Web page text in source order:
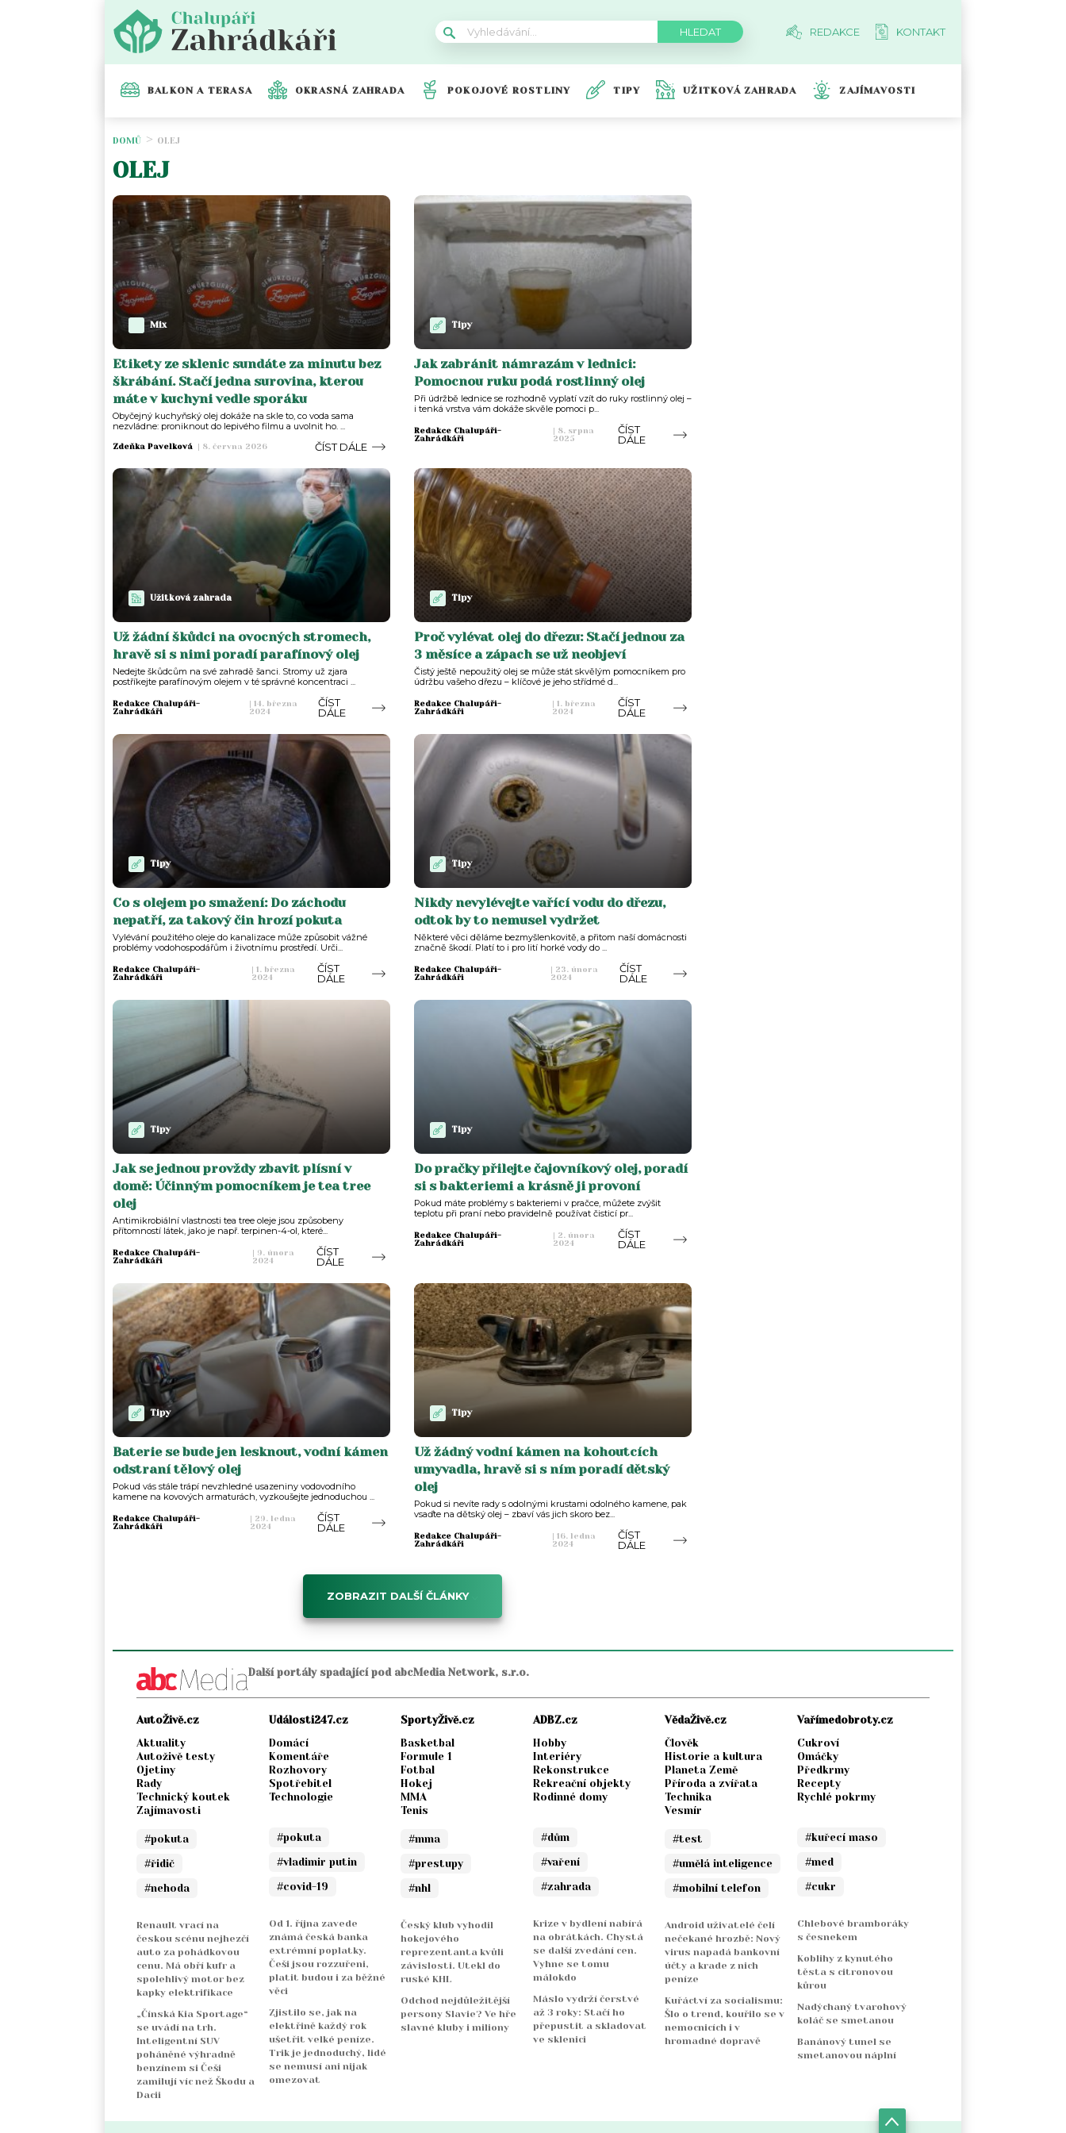
REDAKCE KONTAKT
BALKON A TERASA OKRASNÁ ZAHRADA POKOJOVÉ ROSTLINY TIPY UŽITKOVÁ ZAHRADA ZAJÍMAVOSTI
DOMŮ OLEJ
OLEJ
Mix
Etikety ze sklenic sundáte za minutu bez
škrábání. Stačí jedna surovina, kterou
máte v kuchyni vedle sporáku
Obyčejný kuchyňský olej dokáže na skle to, co voda sama
nezvládne: proniknout do lepivého filmu a uvolnit ho. ...
Zdeňka Pavelková | 8. června 2026 ČÍST DÁLE
Tipy
Jak zabránit námrazám v lednici:
Pomocnou ruku podá rostlinný olej
Při údržbě lednice se rozhodně vyplatí vzít do ruky rostlinný olej –
i tenká vrstva vám dokáže skvěle pomoci p...
Redakce Chalupáři-
Zahrádkáři
| 8. srpna
2025
ČÍST
DÁLE
Užitková zahrada
Už žádní škůdci na ovocných stromech,
hravě si s nimi poradí parafínový olej
Nedejte škůdcům na své zahradě šanci. Stromy už zjara
postříkejte parafínovým olejem v té správné koncentraci ...
Redakce Chalupáři-
Zahrádkáři
| 14. března
2024
ČÍST
DÁLE
Tipy
Proč vylévat olej do dřezu: Stačí jednou za
3 měsíce a zápach se už neobjeví
Čistý ještě nepoužitý olej se může stát skvělým pomocníkem pro
údržbu vašeho dřezu – klíčové je jeho střídmé d...
Redakce Chalupáři-
Zahrádkáři
| 1. března
2024
ČÍST
DÁLE
Tipy
Co s olejem po smažení: Do záchodu
nepatří, za takový čin hrozí pokuta
Vylévání použitého oleje do kanalizace může způsobit vážné
problémy vodohospodářům i životnímu prostředí. Urči...
Redakce Chalupáři-
Zahrádkáři
| 1. března
2024
ČÍST
DÁLE
Tipy
Nikdy nevylévejte vařící vodu do dřezu,
odtok by to nemusel vydržet
Některé věci děláme bezmyšlenkovitě, a přitom naší domácnosti
značně škodí. Platí to i pro lití horké vody do ...
Redakce Chalupáři-
Zahrádkáři
| 23. února
2024
ČÍST
DÁLE
Tipy
Jak se jednou provždy zbavit plísní v
domě: Účinným pomocníkem je tea tree
olej
Antimikrobiální vlastnosti tea tree oleje jsou způsobeny
přítomností látek, jako je např. terpinen-4-ol, které...
Redakce Chalupáři-
Zahrádkáři
| 9. února
2024
ČÍST
DÁLE
Tipy
Do pračky přilejte čajovníkový olej, poradí
si s bakteriemi a krásně ji provoní
Pokud máte problémy s bakteriemi v pračce, můžete zvýšit
teplotu při praní nebo pravidelně používat čisticí pr...
Redakce Chalupáři-
Zahrádkáři
| 2. února
2024
ČÍST
DÁLE
Tipy
Baterie se bude jen lesknout, vodní kámen
odstraní tělový olej
Pokud vás stále trápí nevzhledné usazeniny vodovodního
kamene na kovových armaturách, vyzkoušejte jednoduchou ...
Redakce Chalupáři-
Zahrádkáři
| 29. ledna
2024
ČÍST
DÁLE
Tipy
Už žádný vodní kámen na kohoutcích
umyvadla, hravě si s ním poradí dětský
olej
Pokud si nevíte rady s odolnými krustami odolného kamene, pak
vsaďte na dětský olej – zbaví vás jich skoro bez...
Redakce Chalupáři-
Zahrádkáři
| 16. ledna
2024
ČÍST
DÁLE
ZOBRAZIT DALŠÍ ČLÁNKY
Další portály spadající pod abcMedia Network, s.r.o.
AutoŽivě.cz
Aktuality
Autoživě testy
Ojetiny
Rady
Technický koutek
Zajímavosti
#pokuta
#řidič
#nehoda
Renault vrací na
českou scénu nejhezčí
auto za pohádkovou
cenu. Má obří kufr a
spolehlivý motor bez
kapky elektrifikace
„Čínská Kia Sportage“
se uvádí na trh.
Inteligentní SUV
poháněné výhradně
benzínem si Češi
zamilují víc než Škodu a
Dacii
Události247.cz
Domácí
Komentáře
Rozhovory
Spotřebitel
Technologie
#pokuta
#vladimir putin
#covid-19
Od 1. října zavede
známá česká banka
extrémní poplatky.
Češi jsou rozzuřeni,
platit budou i za běžné
věci
Zjistilo se, jak na
elektřině každý rok
ušetřit velké peníze.
Trik je jednoduchý, lidé
se nemusí ani nijak
omezovat
SportyŽivě.cz
Basketbal
Formule 1
Fotbal
Hokej
MMA
Tenis
#mma
#prestupy
#nhl
Český klub vyhodil
hokejového
reprezentanta kvůli
závislosti. Utekl do
ruské KHL
Odchod nejdůležitější
persony Slavie? Ve hře
slavné kluby i miliony
ADBZ.cz
Hobby
Interiéry
Rekonstrukce
Rekreační objekty
Rodinné domy
#dům
#vaření
#zahrada
Krize v bydlení nabírá
na obrátkách. Chystá
se další zvedání cen.
Vyhne se tomu
málokdo
Máslo vydrží čerstvé
až 3 roky: Stačí ho
přepustit a skladovat
ve sklenici
VědaŽivě.cz
Člověk
Historie a kultura
Planeta Země
Příroda a zvířata
Technika
Vesmír
#test
#umělá inteligence
#mobilní telefon
Android uživatelé čelí
nečekané hrozbě: Nový
virus napadá bankovní
účty a krade z nich
peníze
Kuřáctví za socialismu:
Šlo o trend, kouřilo se v
nemocnicích i v
hromadné dopravě
Vařímedobroty.cz
Cukroví
Omáčky
Předkrmy
Recepty
Rychlé pokrmy
#kuřecí maso
#med
#cukr
Chlebové bramboráky
s česnekem
Koblihy z kynutého
těsta s citronovou
kůrou
Nadýchaný tvarohový
koláč se smetanou
Banánový tunel se
smetanovou náplní